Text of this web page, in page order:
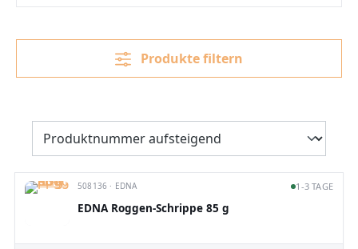
Produkte filtern
508136 · EDNA 1-3 TAGE
EDNA Roggen-Schrippe 85 g